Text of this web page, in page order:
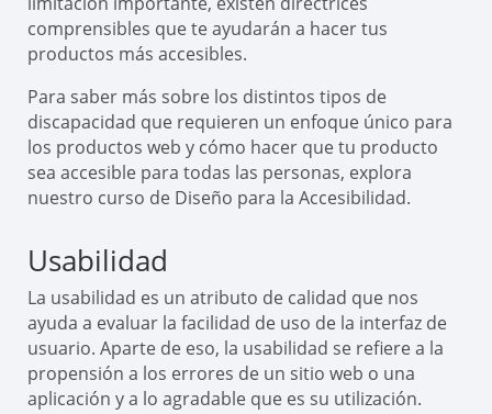
comprensibles que te ayudarán a hacer tus
productos más accesibles.
Para saber más sobre los distintos tipos de
discapacidad que requieren un enfoque único para
los productos web y cómo hacer que tu producto
sea accesible para todas las personas, explora
nuestro curso de Diseño para la Accesibilidad.
Usabilidad
La usabilidad es un atributo de calidad que nos
ayuda a evaluar la facilidad de uso de la interfaz de
usuario. Aparte de eso, la usabilidad se refiere a la
propensión a los errores de un sitio web o una
aplicación y a lo agradable que es su utilización.